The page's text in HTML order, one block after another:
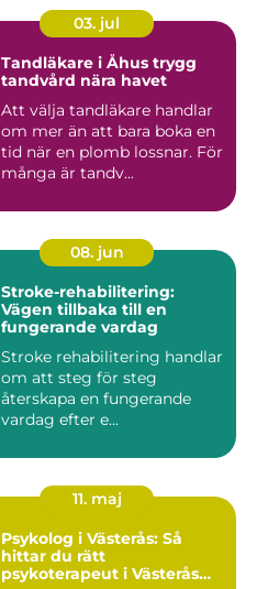
03. jul
Tandläkare i Åhus trygg
tandvård nära havet
Att välja tandläkare handlar
om mer än att bara boka en
tid när en plomb lossnar. För
många är tandv...
08. jun
Stroke-rehabilitering:
Vägen tillbaka till en
fungerande vardag
Stroke rehabilitering handlar
om att steg för steg
återskapa en fungerande
vardag efter e...
11. maj
Psykolog i Västerås: Så
hittar du rätt
psykoterapeut i Västerås